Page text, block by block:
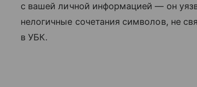
с вашей личной информацией — он
нелогичные сочетания символов, не
в УБК.